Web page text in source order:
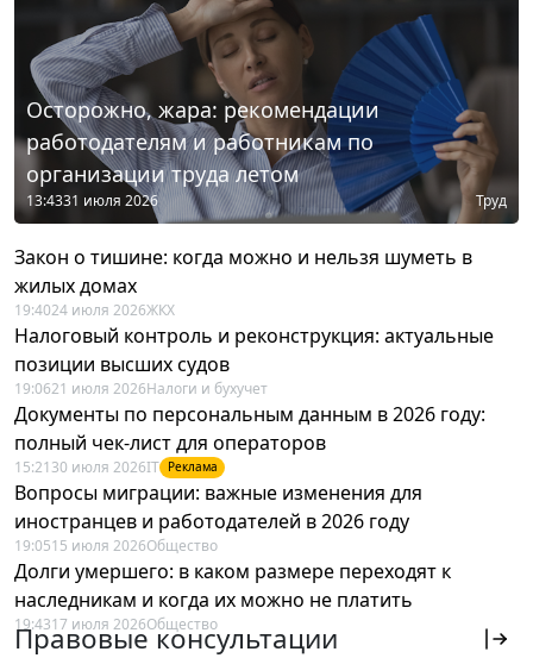
Осторожно, жара: рекомендации
работодателям и работникам по
организации труда летом
13:4331 июля 2026 Труд
Закон о тишине: когда можно и нельзя шуметь в
жилых домах
19:4024 июля 2026ЖКХ
Налоговый контроль и реконструкция: актуальные
позиции высших судов
19:0621 июля 2026Налоги и бухучет
Документы по персональным данным в 2026 году:
полный чек-лист для операторов
15:21 30 июля 2026IT Реклама
Вопросы миграции: важные изменения для
иностранцев и работодателей в 2026 году
19:0515 июля 2026Общество
Долги умершего: в каком размере переходят к
наследникам и когда их можно не платить
19:4317 июля 2026Общество
Правовые консультации